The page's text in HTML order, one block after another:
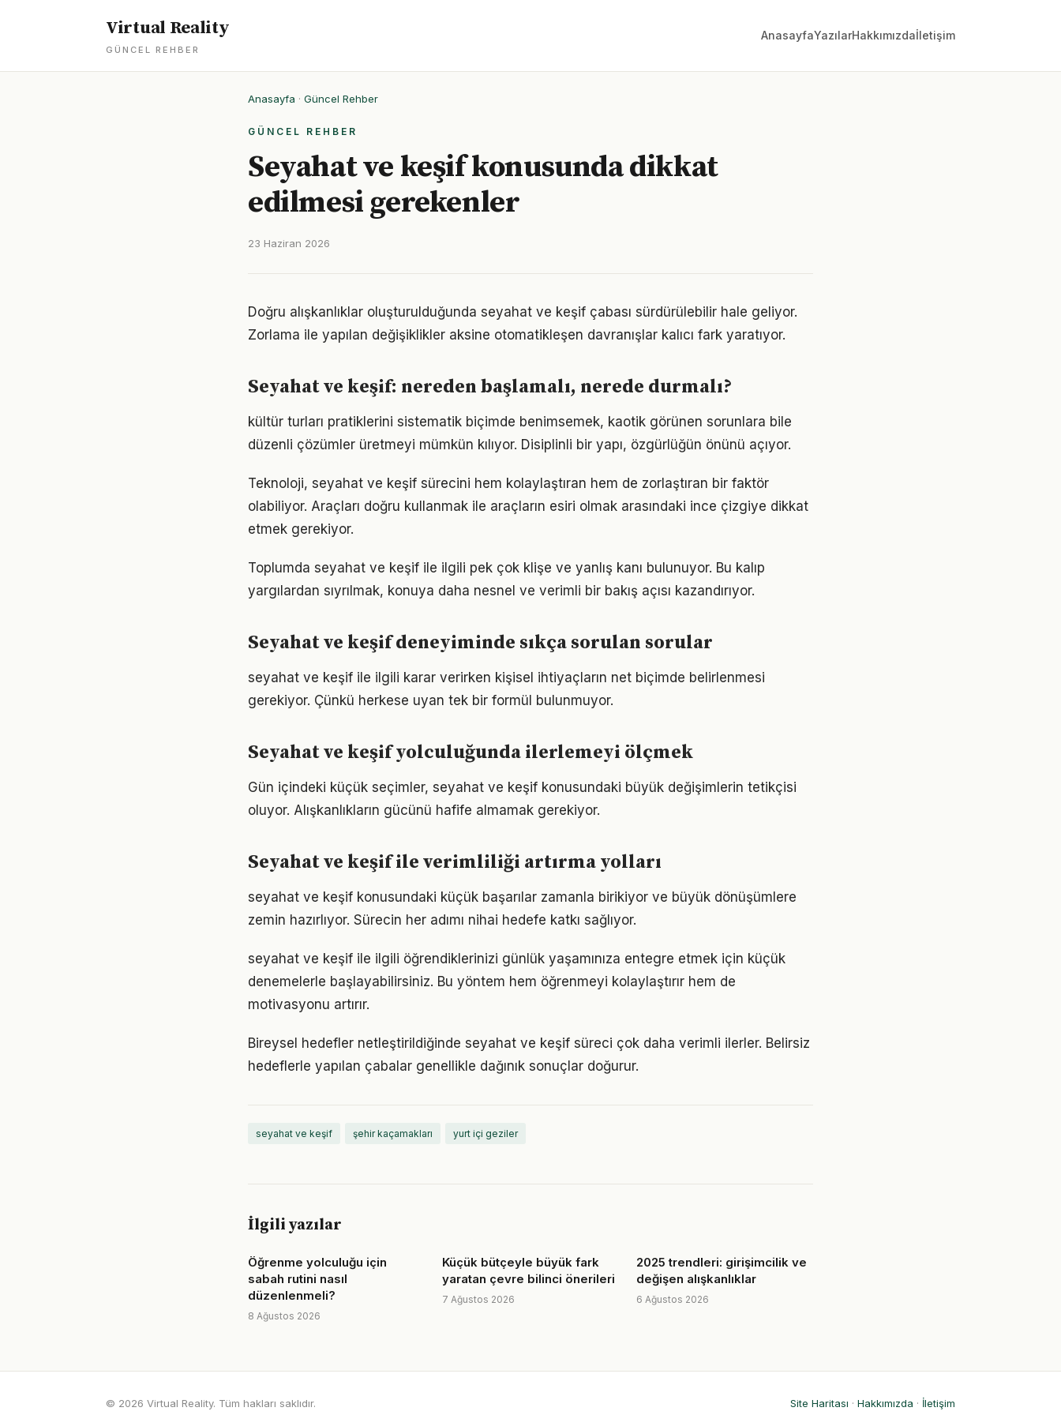
Virtual Reality
GÜNCEL REHBER
AnasayfaYazılarHakkımızdaİletişim
Anasayfa · Güncel Rehber
GÜNCEL REHBER
Seyahat ve keşif konusunda dikkat
edilmesi gerekenler
23 Haziran 2026
Doğru alışkanlıklar oluşturulduğunda seyahat ve keşif çabası sürdürülebilir hale geliyor.
Zorlama ile yapılan değişiklikler aksine otomatikleşen davranışlar kalıcı fark yaratıyor.
Seyahat ve keşif: nereden başlamalı, nerede durmalı?
kültür turları pratiklerini sistematik biçimde benimsemek, kaotik görünen sorunlara bile
düzenli çözümler üretmeyi mümkün kılıyor. Disiplinli bir yapı, özgürlüğün önünü açıyor.
Teknoloji, seyahat ve keşif sürecini hem kolaylaştıran hem de zorlaştıran bir faktör
olabiliyor. Araçları doğru kullanmak ile araçların esiri olmak arasındaki ince çizgiye dikkat
etmek gerekiyor.
Toplumda seyahat ve keşif ile ilgili pek çok klişe ve yanlış kanı bulunuyor. Bu kalıp
yargılardan sıyrılmak, konuya daha nesnel ve verimli bir bakış açısı kazandırıyor.
Seyahat ve keşif deneyiminde sıkça sorulan sorular
seyahat ve keşif ile ilgili karar verirken kişisel ihtiyaçların net biçimde belirlenmesi
gerekiyor. Çünkü herkese uyan tek bir formül bulunmuyor.
Seyahat ve keşif yolculuğunda ilerlemeyi ölçmek
Gün içindeki küçük seçimler, seyahat ve keşif konusundaki büyük değişimlerin tetikçisi
oluyor. Alışkanlıkların gücünü hafife almamak gerekiyor.
Seyahat ve keşif ile verimliliği artırma yolları
seyahat ve keşif konusundaki küçük başarılar zamanla birikiyor ve büyük dönüşümlere
zemin hazırlıyor. Sürecin her adımı nihai hedefe katkı sağlıyor.
seyahat ve keşif ile ilgili öğrendiklerinizi günlük yaşamınıza entegre etmek için küçük
denemelerle başlayabilirsiniz. Bu yöntem hem öğrenmeyi kolaylaştırır hem de
motivasyonu artırır.
Bireysel hedefler netleştirildiğinde seyahat ve keşif süreci çok daha verimli ilerler. Belirsiz
hedeflerle yapılan çabalar genellikle dağınık sonuçlar doğurur.
seyahat ve keşif şehir kaçamakları yurt içi geziler
İlgili yazılar
Öğrenme yolculuğu için
sabah rutini nasıl
düzenlenmeli?
8 Ağustos 2026
Küçük bütçeyle büyük fark
yaratan çevre bilinci önerileri
7 Ağustos 2026
2025 trendleri: girişimcilik ve
değişen alışkanlıklar
6 Ağustos 2026
© 2026 Virtual Reality. Tüm hakları saklıdır. Site Haritası · Hakkımızda · İletişim